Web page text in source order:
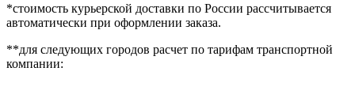
*стоимость курьерской доставки по России рассчитывается
автоматически при оформлении заказа.
**для следующих городов расчет по тарифам транспортной
компании: